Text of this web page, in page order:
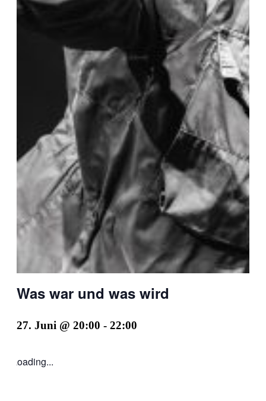
Was war und was wird
27. Juni @ 20:00 - 22:00
Loading...